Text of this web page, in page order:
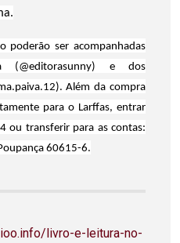
poderão ser acompanhadas
e dos
Além da compra
para o Larffas, entrar
ou transferir para as contas:
60615-6.
livro-e-leitura-no-